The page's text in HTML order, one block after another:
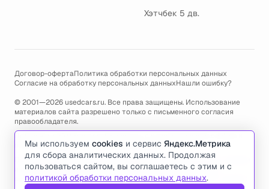
Хэтчбек 5 дв.
Договор-офертаПолитика обработки персональных данных
Согласие на обработку персональных данныхНашли ошибку?
© 2001—2026 usedcars.ru. Все права защищены. Использование
материалов сайта разрешено только с письменного согласия
правообладателя.
Пользуясь сайтом, вы соглашаетесь с использованием cookies и
политикой обработки персональных данных.
По всем вопросам связанным с работой сайта, ошибками, глюками
и проблемами обращайтесь по адресу электронной почты
support@usedcars.ruили пишите в телеграм@usedcarsru_support
Мы используем cookies и сервис Яндекс.Метрика
для сбора аналитических данных. Продолжая
пользоваться сайтом, вы соглашаетесь с этим и с
политикой обработки персональных данных.